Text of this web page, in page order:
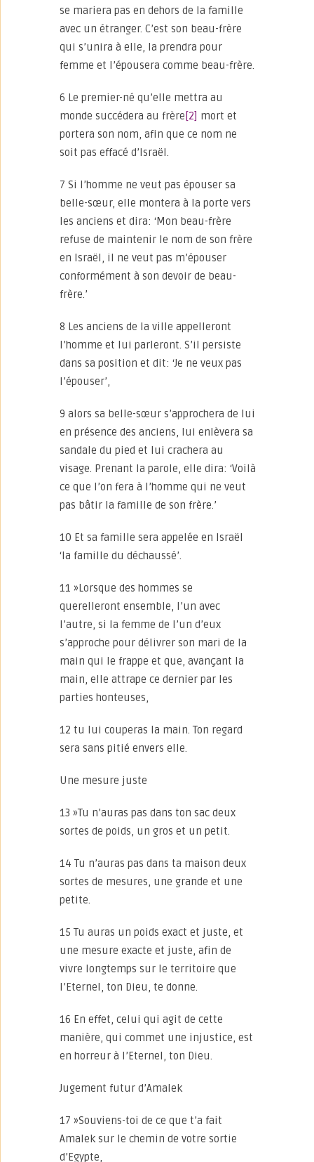
se mariera pas en dehors de la famille
avec un étranger. C’est son beau-frère
qui s’unira à elle, la prendra pour
femme et l’épousera comme beau-frère.
6 Le premier-né qu’elle mettra au
monde succédera au frère [2] mort et
portera son nom, afin que ce nom ne
soit pas effacé d’Israël.
7 Si l’homme ne veut pas épouser sa
belle-sœur, elle montera à la porte vers
les anciens et dira: ‘Mon beau-frère
refuse de maintenir le nom de son frère
en Israël, il ne veut pas m’épouser
conformément à son devoir de beau-
frère.’
8 Les anciens de la ville appelleront
l’homme et lui parleront. S’il persiste
dans sa position et dit: ‘Je ne veux pas
l’épouser’,
9 alors sa belle-sœur s’approchera de lui
en présence des anciens, lui enlèvera sa
sandale du pied et lui crachera au
visage. Prenant la parole, elle dira: ‘Voilà
ce que l’on fera à l’homme qui ne veut
pas bâtir la famille de son frère.’
10 Et sa famille sera appelée en Israël
‘la famille du déchaussé’.
11 »Lorsque des hommes se
querelleront ensemble, l’un avec
l’autre, si la femme de l’un d’eux
s’approche pour délivrer son mari de la
main qui le frappe et que, avançant la
main, elle attrape ce dernier par les
parties honteuses,
12 tu lui couperas la main. Ton regard
sera sans pitié envers elle.
Une mesure juste
13 »Tu n’auras pas dans ton sac deux
sortes de poids, un gros et un petit.
14 Tu n’auras pas dans ta maison deux
sortes de mesures, une grande et une
petite.
15 Tu auras un poids exact et juste, et
une mesure exacte et juste, afin de
vivre longtemps sur le territoire que
l’Eternel, ton Dieu, te donne.
16 En effet, celui qui agit de cette
manière, qui commet une injustice, est
en horreur à l’Eternel, ton Dieu.
Jugement futur d’Amalek
17 »Souviens-toi de ce que t’a fait
Amalek sur le chemin de votre sortie
d’Egypte,